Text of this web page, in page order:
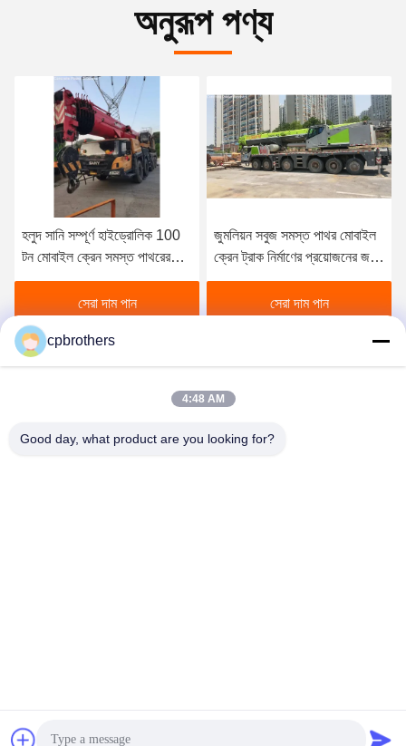
অনুরূপ পণ্য
হলুদ সানি সম্পূর্ণ হাইড্রোলিক 100
টন মোবাইল ক্রেন সমস্ত পাথরের
জন্য দ্বিতীয় হাত
সেরা দাম পান
জুমলিয়ন সবুজ সমস্ত পাথর মোবাইল
ক্রেন ট্রাক নির্মাণের প্রয়োজনের জন্য
মাউন্ট করা
সেরা দাম পান
Concrete Power Brothers Heavy Industry & Technology Co., Limited সমস্ত
cpbrothers
4:48 AM
Good day, what product are you looking for?